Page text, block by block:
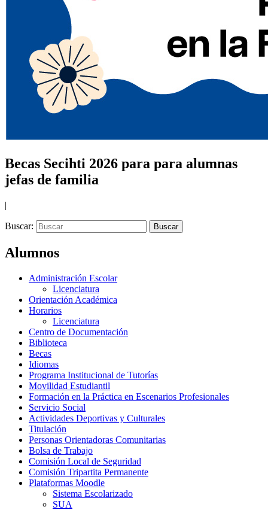
Becas Secihti 2026 para para alumnas
jefas de familia
|
Buscar:
Alumnos
Administración Escolar
Licenciatura
Orientación Académica
Horarios
Licenciatura
Centro de Documentación
Biblioteca
Becas
Idiomas
Programa Institucional de Tutorías
Movilidad Estudiantil
Formación en la Práctica en Escenarios Profesionales
Servicio Social
Actividades Deportivas y Culturales
Titulación
Personas Orientadoras Comunitarias
Bolsa de Trabajo
Comisión Local de Seguridad
Comisión Tripartita Permanente
Plataformas Moodle
Sistema Escolarizado
SUA